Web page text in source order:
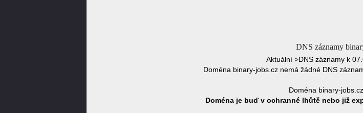
DNS záznamy
Aktuální >DNS záznamy k
Doména binary-jobs.cz nemá žádné DNS
Doména binary-
Doména je buď v ochranné lhůtě nebo již